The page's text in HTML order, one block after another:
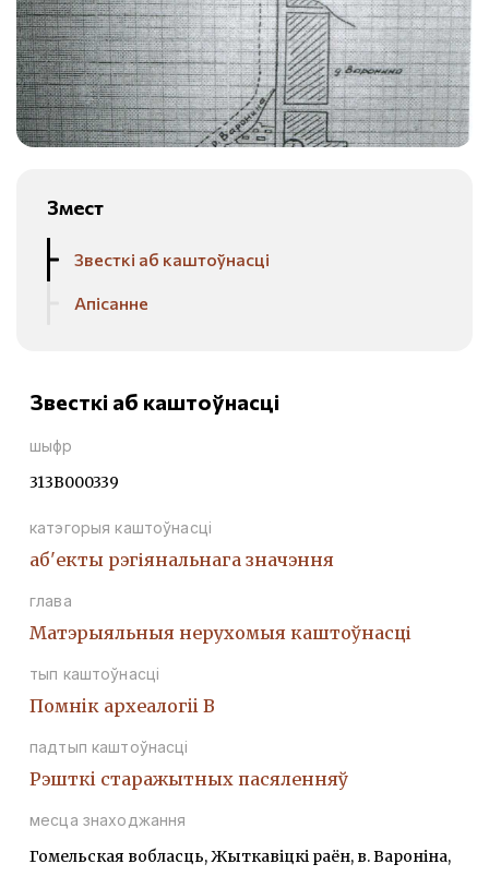
Змест
Звесткі аб каштоўнасці
Апісанне
Звесткі аб каштоўнасці
шыфр
313В000339
катэгорыя каштоўнасці
аб'екты рэгіянальнага значэння
глава
Матэрыяльныя нерухомыя каштоўнасці
тып каштоўнасці
Помнiк археалогii В
падтып каштоўнасці
Рэшткi старажытных пасяленняў
месца знаходжання
Гомельская вобласць, Жыткавіцкі раён, в. Вароніна,